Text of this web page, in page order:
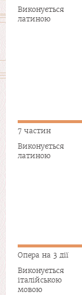
Виконується
латиною
7 частин
Виконується
латиною
Опера на 3 дії
Виконується
італійською
мовою